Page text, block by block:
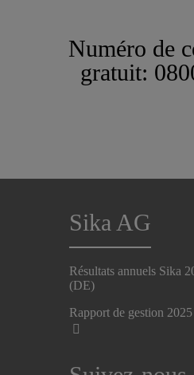
Numéro de
gratuit:
Sika AG
Résultats annuels Sika
(DE)
Rapport de gestion